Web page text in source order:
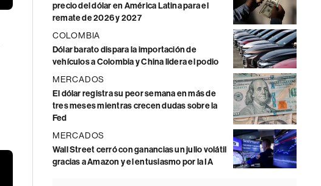
precio del dólar en América Latina para el
remate de 2026 y 2027
COLOMBIA
Dólar barato dispara la importación de
vehículos a Colombia y China lidera el podio
MERCADOS
El dólar registra su peor semana en más de
tres meses mientras crecen dudas sobre la
Fed
MERCADOS
Wall Street cerró con ganancias un julio volátil
gracias a Amazon y el entusiasmo por la IA